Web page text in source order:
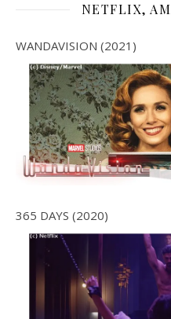
NETFLIX,
WANDAVISION (2021)
365 DAYS (2020)